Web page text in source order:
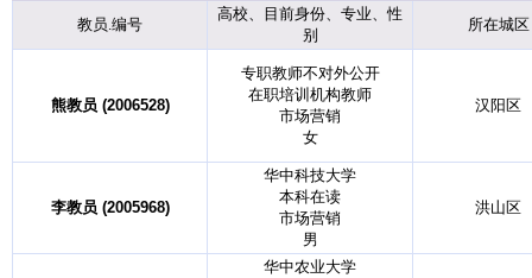
教员.编号
高校、目前身份、专业、性
别
所在城区
熊教员 (2006528)
专职教师不对外公开
在职培训机构教师
市场营销
女
汉阳区
李教员 (2005968)
华中科技大学
本科在读
市场营销
男
洪山区
华中农业大学